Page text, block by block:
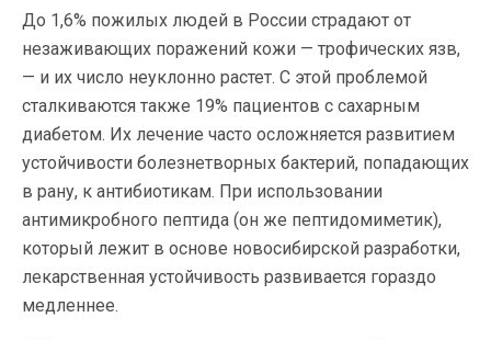
До 1,6% пожилых людей в России страдают от
незаживающих поражений кожи — трофических язв,
— и их число неуклонно растет. С этой проблемой
сталкиваются также 19% пациентов с сахарным
диабетом. Их лечение часто осложняется развитием
устойчивости болезнетворных бактерий, попадающих
в рану, к антибиотикам. При использовании
антимикробного пептида (он же пептидомиметик),
который лежит в основе новосибирской разработки,
лекарственная устойчивость развивается гораздо
медленнее.